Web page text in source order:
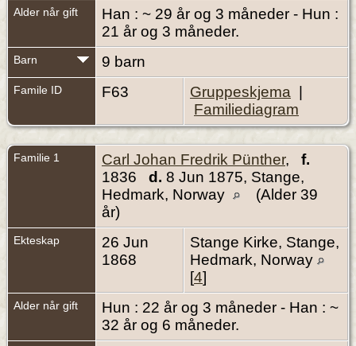
Alder når gift
Han : ~ 29 år og 3 måneder - Hun :
21 år og 3 måneder.
Barn 9 barn
Famile ID F63 Gruppeskjema
Familiediagram
Familie 1 Carl Johan Fredrik Pünther, f.
1836 d. 8 Jun 1875, Stange,
Hedmark, Norway
(Alder 39
år)
Ekteskap
26 Jun
1868
Stange Kirke, Stange,
Hedmark, Norway
[4]
Alder når gift
Hun : 22 år og 3 måneder - Han : ~
32 år og 6 måneder.